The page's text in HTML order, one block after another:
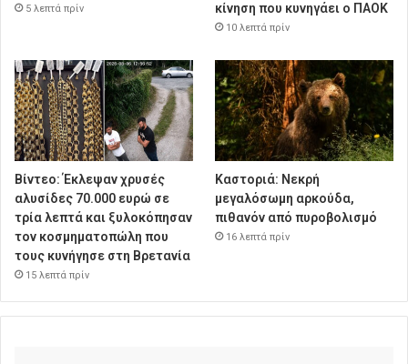
5 λεπτά πρίν
κίνηση που κυνηγάει ο ΠΑΟΚ
10 λεπτά πρίν
Βίντεο: Έκλεψαν χρυσές
αλυσίδες 70.000 ευρώ σε
τρία λεπτά και ξυλοκόπησαν
τον κοσμηματοπώλη που
τους κυνήγησε στη Βρετανία
15 λεπτά πρίν
Καστοριά: Νεκρή
μεγαλόσωμη αρκούδα,
πιθανόν από πυροβολισμό
16 λεπτά πρίν